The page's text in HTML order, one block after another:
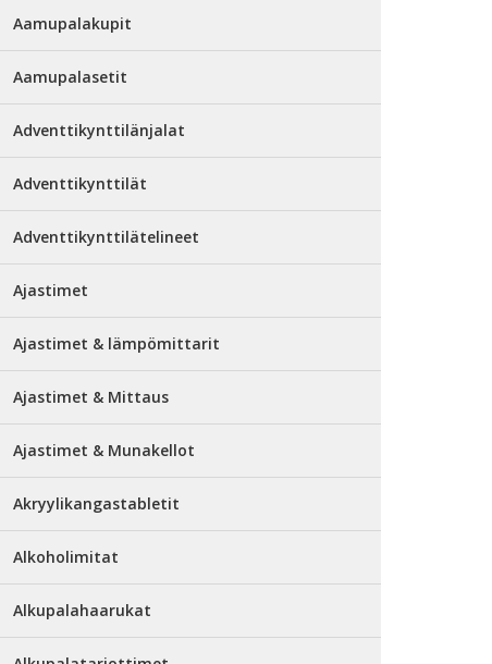
Aamupalakupit
Aamupalasetit
Adventtikynttilänjalat
Adventtikynttilät
Adventtikynttilätelineet
Ajastimet
Ajastimet & lämpömittarit
Ajastimet & Mittaus
Ajastimet & Munakellot
Akryylikangastabletit
Alkoholimitat
Alkupalahaarukat